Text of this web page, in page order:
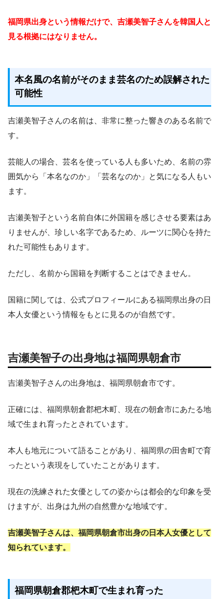
福岡県出身という情報だけで、吉瀬美智子さんを韓国人と
見る根拠にはなりません。
本名風の名前がそのまま芸名のため誤解された
可能性
吉瀬美智子さんの名前は、非常に整った響きのある名前で
す。
芸能人の場合、芸名を使っている人も多いため、名前の雰
囲気から「本名なのか」「芸名なのか」と気になる人もい
ます。
吉瀬美智子という名前自体に外国籍を感じさせる要素はあ
りませんが、珍しい名字であるため、ルーツに関心を持た
れた可能性もあります。
ただし、名前から国籍を判断することはできません。
国籍に関しては、公式プロフィールにある福岡県出身の日
本人女優という情報をもとに見るのが自然です。
吉瀬美智子の出身地は福岡県朝倉市
吉瀬美智子さんの出身地は、福岡県朝倉市です。
正確には、福岡県朝倉郡杷木町、現在の朝倉市にあたる地
域で生まれ育ったとされています。
本人も地元について語ることがあり、福岡県の田舎町で育
ったという表現をしていたことがあります。
現在の洗練された女優としての姿からは都会的な印象を受
けますが、出身は九州の自然豊かな地域です。
吉瀬美智子さんは、福岡県朝倉市出身の日本人女優として
知られています。
福岡県朝倉郡杷木町で生まれ育った